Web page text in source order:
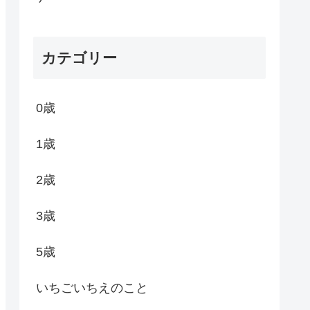
カテゴリー
0歳
1歳
2歳
3歳
5歳
いちごいちえのこと